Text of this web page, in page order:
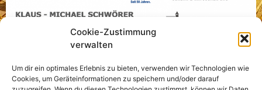
Cookie-Zustimmung
verwalten
Um dir ein optimales Erlebnis zu bieten, verwenden wir Technologien wie
Cookies, um Geräteinformationen zu speichern und/oder darauf